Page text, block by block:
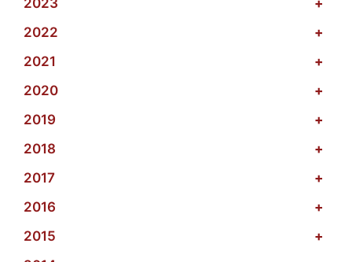
2022
+
2021
+
2020
+
2019
+
2018
+
2017
+
2016
+
2015
+